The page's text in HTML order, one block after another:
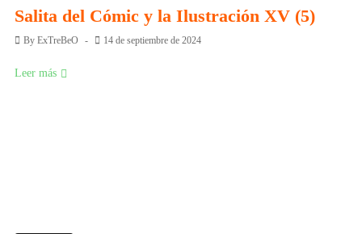
Salita del Cómic y la Ilustración XV (5)
By ExTreBeO 14 de septiembre de 2024
Leer más